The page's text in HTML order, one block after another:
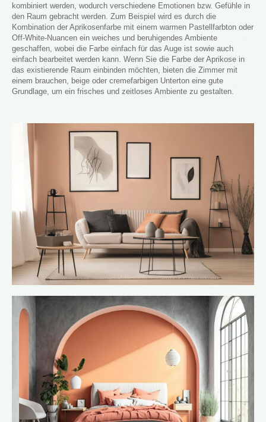
kombiniert werden, wodurch verschiedene Emotionen bzw. Gefühle in
den Raum gebracht werden. Zum Beispiel wird es durch die
Kombination der Aprikosenfarbe mit einem warmen Pastellfarbton oder
Off-White-Nuancen ein weiches und beruhigendes Ambiente
geschaffen, wobei die Farbe einfach für das Auge ist sowie auch
einfach bearbeitet werden kann. Wenn Sie die Farbe der Aprikose in
das existierende Raum einbinden möchten, bieten die Zimmer mit
einem brauchen, beige oder cremefarbigen Unterton eine gute
Grundlage, um ein frisches und zeitloses Ambiente zu gestalten.